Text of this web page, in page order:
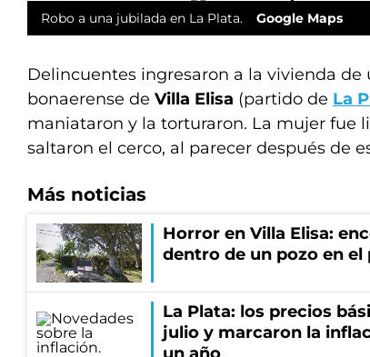
Robo a una jubilada en La Plata. Google Maps
Delincuentes ingresaron a la vivienda de
bonaerense de Villa Elisa (partido de La
maniataron y la torturaron. La mujer fue
saltaron el cerco, al parecer después de
Más noticias
Horror en Villa Elisa:
dentro de un pozo en el
La Plata: los precios
julio y marcaron la